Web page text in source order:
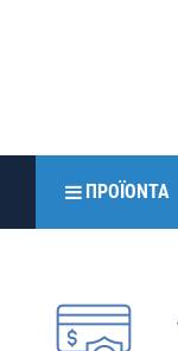
ΠΡΟΪΌΝΤΑ